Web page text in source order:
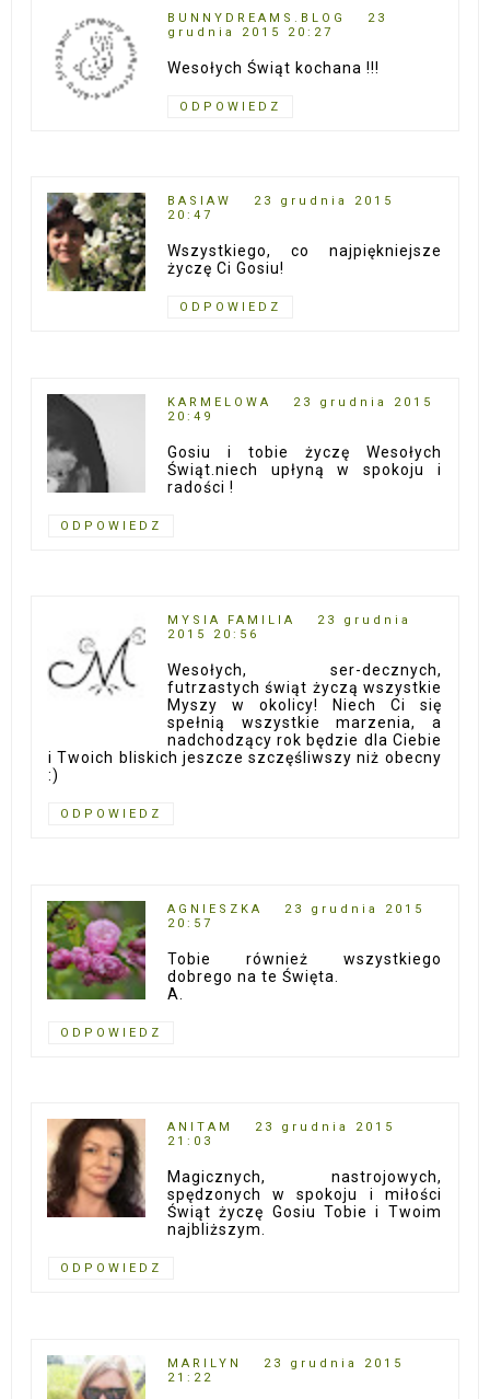
BUNNYDREAMS.BLOG
23
grudnia 2015 20:27
Wesołych Świąt kochana !!!
ODPOWIEDZ
BASIAW
23 grudnia 2015
20:47
Wszystkiego, co najpiękniejsze
życzę Ci Gosiu!
ODPOWIEDZ
KARMELOWA
23 grudnia 2015
20:49
Gosiu i tobie życzę Wesołych
Świąt.niech upłyną w spokoju i
radości !
ODPOWIEDZ
MYSIA FAMILIA
23 grudnia
2015 20:56
Wesołych, ser-decznych,
futrzastych świąt życzą wszystkie
Myszy w okolicy! Niech Ci się
spełnią wszystkie marzenia, a
nadchodzący rok będzie dla Ciebie
i Twoich bliskich jeszcze szczęśliwszy niż obecny
:)
ODPOWIEDZ
AGNIESZKA
23 grudnia 2015
20:57
Tobie również wszystkiego
dobrego na te Święta.
A.
ODPOWIEDZ
ANITAM
23 grudnia 2015
21:03
Magicznych, nastrojowych,
spędzonych w spokoju i miłości
Świąt życzę Gosiu Tobie i Twoim
najbliższym.
ODPOWIEDZ
MARILYN
23 grudnia 2015
21:22